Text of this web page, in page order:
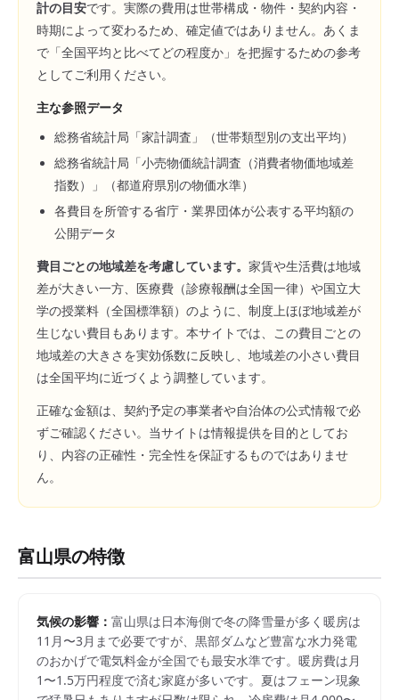
計の目安です。実際の費用は世帯構成・物件・契約内容・
時期によって変わるため、確定値ではありません。あくま
で「全国平均と比べてどの程度か」を把握するための参考
としてご利用ください。
主な参照データ
総務省統計局「家計調査」（世帯類型別の支出平均）
総務省統計局「小売物価統計調査（消費者物価地域差
指数）」（都道府県別の物価水準）
各費目を所管する省庁・業界団体が公表する平均額の
公開データ
費目ごとの地域差を考慮しています。 家賃や生活費は地域
差が大きい一方、医療費（診療報酬は全国一律）や国立大
学の授業料（全国標準額）のように、制度上ほぼ地域差が
生じない費目もあります。本サイトでは、この費目ごとの
地域差の大きさを実効係数に反映し、地域差の小さい費目
は全国平均に近づくよう調整しています。
正確な金額は、契約予定の事業者や自治体の公式情報で必
ずご確認ください。当サイトは情報提供を目的としてお
り、内容の正確性・完全性を保証するものではありませ
ん。
富山県の特徴
気候の影響： 富山県は日本海側で冬の降雪量が多く暖房は
11月〜3月まで必要ですが、黒部ダムなど豊富な水力発電
のおかげで電気料金が全国でも最安水準です。暖房費は月
1〜1.5万円程度で済む家庭が多いです。夏はフェーン現象